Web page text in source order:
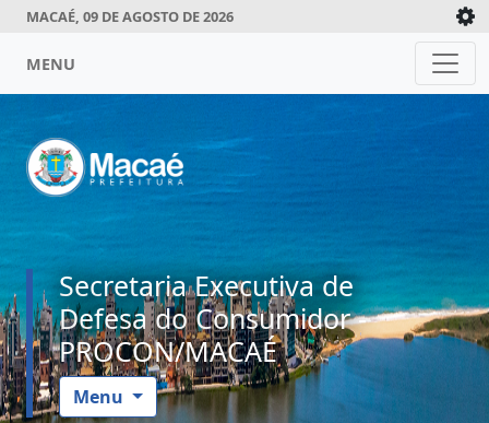
MACAÉ, 09 DE AGOSTO DE 2026
MENU
Secretaria Executiva de
Defesa do Consumidor -
PROCON/MACAÉ
Menu